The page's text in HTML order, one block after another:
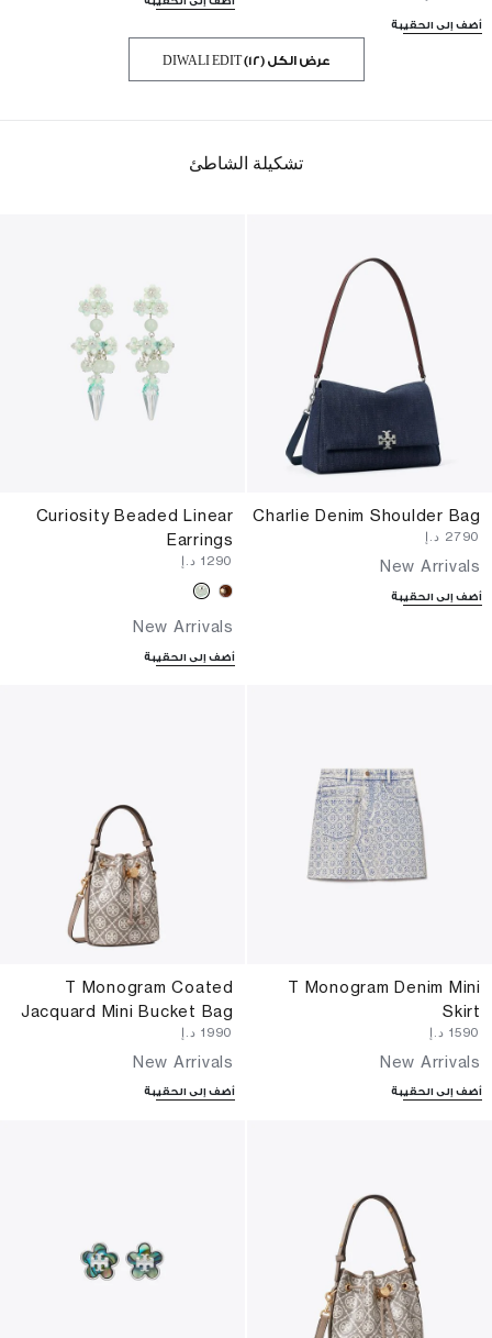
أضف إلى الحقيبة
عرض الكل DIWALI EDIT (12)
تشكيلة الشاطئ
Charlie Denim Shoulder Bag
New Arrivals
أضف إلى الحقيبة
Curiosity Beaded Linear
Earrings
New Arrivals
أضف إلى الحقيبة
T Monogram Denim Mini
Skirt
New Arrivals
أضف إلى الحقيبة
T Monogram Coated
Jacquard Mini Bucket Bag
New Arrivals
أضف إلى الحقيبة